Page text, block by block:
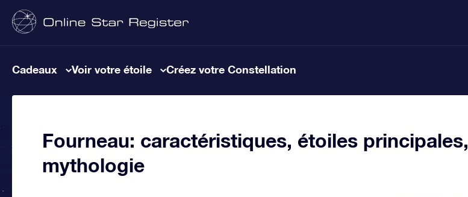
Cadeaux Voir votre étoile Créez votre Constellation
Fourneau: caractéristiques, étoiles principales,
mythologie